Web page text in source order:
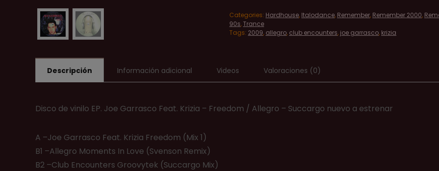
Categories: Hardhouse, Italodance, Remember, Remember 2000,
90s,Trance
Tags: 2009, allegro, club encounters, joe garrasco, krizia
Descripción Información adicional Videos Valoraciones (0)
Disco de vinilo EP. Joe Garrasco Feat. Krizia – Freedom / Allegro – Succargo nuevo a estrenar
A –Joe Garrasco Feat. Krizia Freedom (Mix 1)
B1 –Allegro Moments In Love (Svenson Remix)
B2 –Club Encounters Groovytek (Succargo Mix)